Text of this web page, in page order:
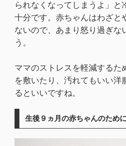
られなくなってしまうよ」と
十分です。赤ちゃんはわざと
ないので、あまり怒り過ぎな
う。
ママのストレスを軽減するた
を敷いたり、汚れてもいい洋
るといいですね。
生後９ヵ月の赤ちゃんのため